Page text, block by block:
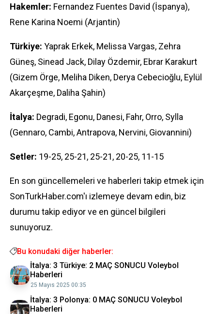
Hakemler: Fernandez Fuentes David (İspanya),
Rene Karina Noemi (Arjantin)
Türkiye: Yaprak Erkek, Melissa Vargas, Zehra
Güneş, Sinead Jack, Dilay Özdemir, Ebrar Karakurt
(Gizem Örge, Meliha Diken, Derya Cebecioğlu, Eylül
Akarçeşme, Daliha Şahin)
İtalya: Degradi, Egonu, Danesi, Fahr, Orro, Sylla
(Gennaro, Cambi, Antrapova, Nervini, Giovannini)
Setler: 19-25, 25-21, 25-21, 20-25, 11-15
En son güncellemeleri ve haberleri takip etmek için
SonTurkHaber.com'ı izlemeye devam edin, biz
durumu takip ediyor ve en güncel bilgileri
sunuyoruz.
Bu konudaki diğer haberler:
İtalya: 3 Türkiye: 2 MAÇ SONUCU Voleybol
Haberleri
25 Mayıs 2025 00:35
İtalya: 3 Polonya: 0 MAÇ SONUCU Voleybol
Haberleri